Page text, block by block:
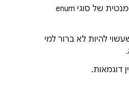
תיעוד המשמעות הסמנטית של סוגי enum
להיות לא ברור למי
דוגמאות.